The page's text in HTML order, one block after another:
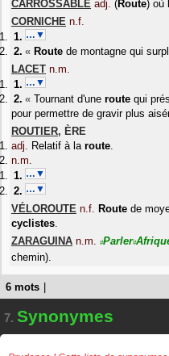
CARROSSABLE adj. (Route) où
CORNICHE n.f.
…▼
« Route de montagne qui
LACET n.m.
…▼
« Tournant d'une route qui
pour permettre de gravir plus
ROUTIER, ÈRE
adj. Relatif à la route.
n.m.
…▼
…▼
VÉLOROUTE n.f. Route de
cyclistes.
ZARAGUINA n.m. #Parler#
chemin).
6 mots
7. Synonymes